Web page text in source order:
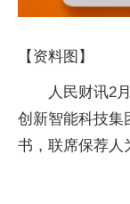
【资料图】
人民财讯2
创新智能科技集
书，联席保荐人